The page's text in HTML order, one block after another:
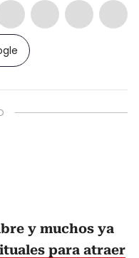
y muchos ya
para atraer